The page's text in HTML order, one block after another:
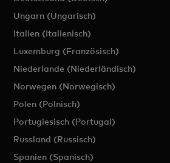
Ungarn (Ungarisch)
Italien (Italienisch)
Luxemburg (Französisch)
Niederlande (Niederländisch)
Norwegen (Norwegisch)
Polen (Polnisch)
Portugiesisch (Portugal)
Russland (Russisch)
Spanien (Spanisch)